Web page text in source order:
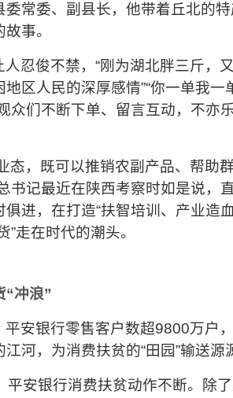
委常委、副县长，他带着丘北的
事。
忍俊不禁，“刚为湖北胖三斤，
地区人民的深厚感情”“你一单我
众们不断下单、留言互动，不亦
态，既可以推销农副产品、帮助
书记最近在陕西考察时如是说，
进，在打造“扶智培训、产业造
”走在时代的潮头。
“冲浪”
平安银行零售客户数超9800万户
河，为消费扶贫的“田园”输送源
平安银行消费扶贫动作不断。除